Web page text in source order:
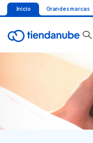
Inicio Grandes marcas